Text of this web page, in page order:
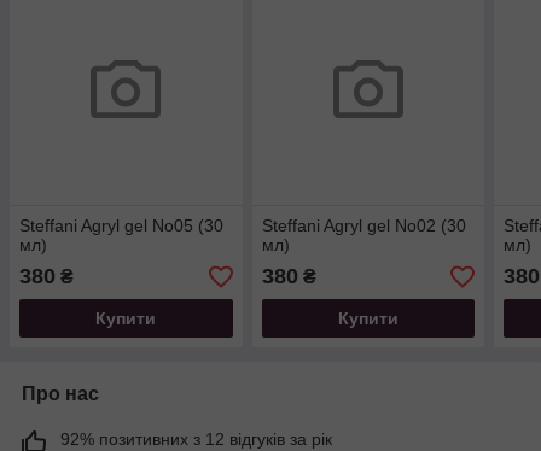
Steffani Agryl gel No05 (30
мл)
380 ₴
Купити
Steffani Agryl gel No02 (30
мл)
380 ₴
Купити
мл)
380
Про нас
92% позитивних з 12 відгуків за рік